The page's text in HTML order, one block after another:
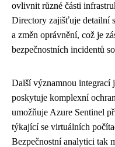
ovlivnit různé části
Directory zajišťuje detailní
a změn oprávnění, což je
bezpečnostních incidentů
Další významnou integrací
poskytuje komplexní
umožňuje Azure Sentinel
týkající se virtuálních
Bezpečnostní analytici tak